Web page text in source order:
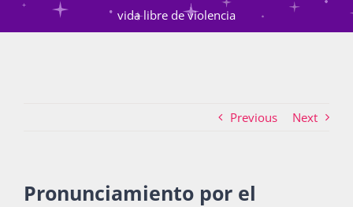
Atención de la violencia de género
vida libre de violencia
Previous Next
Pronunciamiento por el